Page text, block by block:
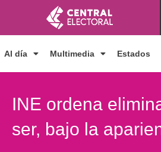
contenido
Al día Multimedia Estados
INE ordena
ser, bajo la